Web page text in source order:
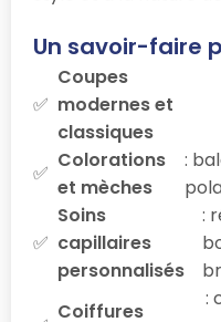
Un savoir-faire
Coupes
modernes et
classiques
Colorations
et mèches
:
Soins
capillaires
personnalisés
:
Coiffures
: